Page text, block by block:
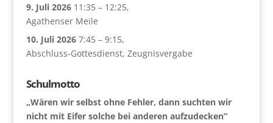
9. Juli 2026 11:35 – 12:25,
Agathenser Meile
10. Juli 2026 7:45 – 9:15,
Abschluss-Gottesdienst, Zeugnisvergabe
Schulmotto
„Wären wir selbst ohne Fehler, dann suchten wir
nicht mit Eifer solche bei anderen aufzudecken“